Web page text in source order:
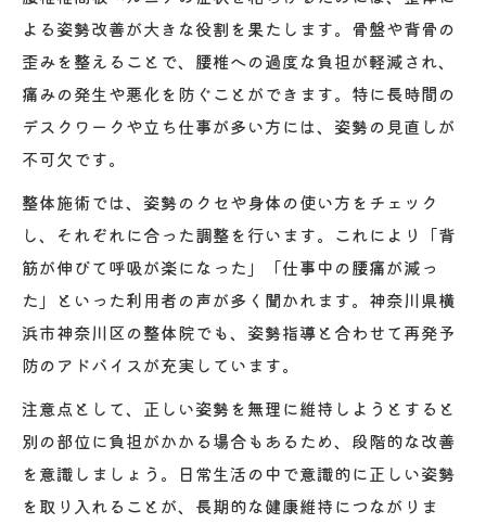
よる姿勢改善が大きな役割を果たします。骨盤や背骨の
歪みを整えることで、腰椎への過度な負担が軽減され、
痛みの発生や悪化を防ぐことができます。特に長時間の
デスクワークや立ち仕事が多い方には、姿勢の見直しが
不可欠です。
整体施術では、姿勢のクセや身体の使い方をチェック
し、それぞれに合った調整を行います。これにより「背
筋が伸びて呼吸が楽になった」「仕事中の腰痛が減っ
た」といった利用者の声が多く聞かれます。神奈川県横
浜市神奈川区の整体院でも、姿勢指導と合わせて再発予
防のアドバイスが充実しています。
注意点として、正しい姿勢を無理に維持しようとすると
別の部位に負担がかかる場合もあるため、段階的な改善
を意識しましょう。日常生活の中で意識的に正しい姿勢
を取り入れることが、長期的な健康維持につながりま